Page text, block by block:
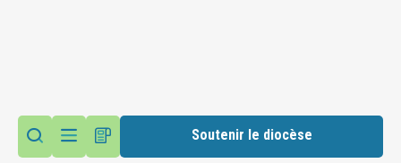
Soutenir le diocèse